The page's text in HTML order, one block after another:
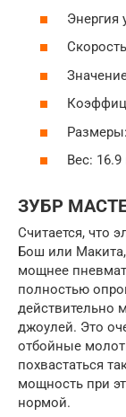
Энергия
Вес: 16.9
ЗУБР
Считается, что
Бош или
мощнее
полностью
действительно
джоулей. Это
отбойные
похвастаться
мощность при
нормой.